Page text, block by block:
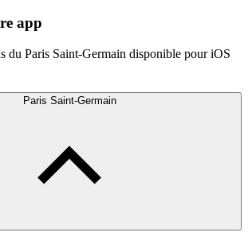
app
du Paris Saint-Germain disponible pour iOS
Paris Saint-Germain